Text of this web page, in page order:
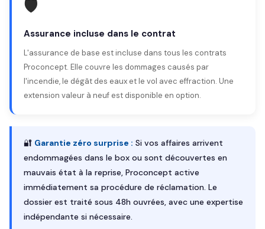
🛡️
Assurance incluse dans le contrat
L'assurance de base est incluse dans tous les contrats
Proconcept. Elle couvre les dommages causés par
l'incendie, le dégât des eaux et le vol avec effraction. Une
extension valeur à neuf est disponible en option.
🔐 Garantie zéro surprise : Si vos affaires arrivent
endommagées dans le box ou sont découvertes en
mauvais état à la reprise, Proconcept active
immédiatement sa procédure de réclamation. Le
dossier est traité sous 48h ouvrées, avec une expertise
indépendante si nécessaire.